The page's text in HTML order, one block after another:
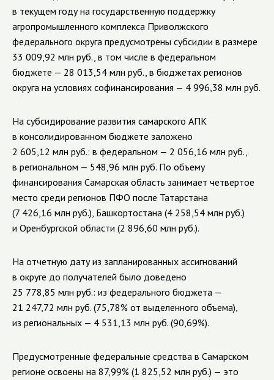
в текущем году на государственную поддержку
агропромышленного комплекса Приволжского
федерального округа предусмотрены субсидии в размере
33 009,92 млн руб., в том числе в федеральном
бюджете — 28 013,54 млн руб., в бюджетах регионов
округа на условиях софинансирования — 4 996,38 млн руб.
На субсидирование развития самарского АПК
в консолидированном бюджете заложено
2 605,12 млн руб.: в федеральном — 2 056,16 млн руб.,
в региональном — 548,96 млн руб. По объему
финансирования Самарская область занимает четвертое
место среди регионов ПФО после Татарстана
(7 426,16 млн руб.), Башкортостана (4 258,54 млн руб.)
и Оренбургской области (2 896,60 млн руб.).
На отчетную дату из запланированных ассигнований
в округе до получателей было доведено
25 778,85 млн руб.: из федерального бюджета —
21 247,72 млн руб. (75,78% от выделенного объема),
из региональных — 4 531,13 млн руб. (90,69%).
Предусмотренные федеральные средства в Самарском
регионе освоены на 87,99% (1 825,52 млн руб.) — это